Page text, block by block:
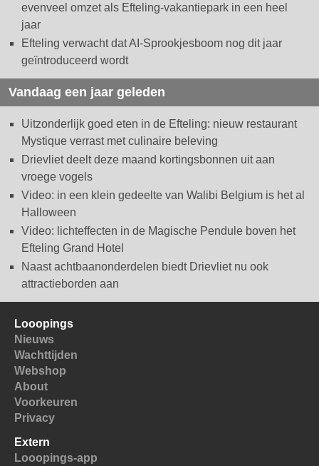
evenveel omzet als Efteling-vakantiepark in een heel
jaar
Efteling verwacht dat AI-Sprookjesboom nog dit jaar
geïntroduceerd wordt
Vandaag een jaar geleden
Uitzonderlijk goed eten in de Efteling: nieuw restaurant
Mystique verrast met culinaire beleving
Drievliet deelt deze maand kortingsbonnen uit aan
vroege vogels
Video: in een klein gedeelte van Walibi Belgium is het al
Halloween
Video: lichteffecten in de Magische Pendule boven het
Efteling Grand Hotel
Naast achtbaanonderdelen biedt Drievliet nu ook
attractieborden aan
Looopings
Nieuws
Wachttijden
Webshop
About
Voorkeuren
Privacy
Extern
Looopings-app